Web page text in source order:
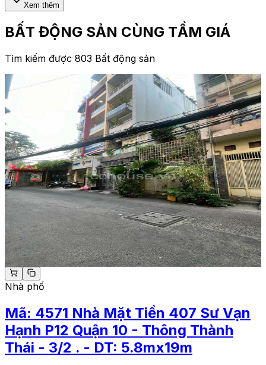
Xem thêm
BẤT ĐỘNG SẢN CÙNG TẦM GIÁ
Tìm kiếm được 803 Bất động sản
Nhà phố
Mã: 4571 Nhà Mặt Tiền 407 Sư Vạn
Hạnh P12 Quận 10 - Thông Thành
Thái - 3/2 . - DT: 5.8mx19m